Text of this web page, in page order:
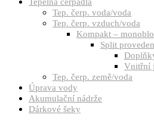
Tepelná čerpadla
Tep. čerp. voda/voda
Tep. čerp. vzduch/voda
Kompakt –
Split
Vnitřní
Tep. čerp. země/voda
Úprava vody
Akumulační nádrže
Dárkové šeky